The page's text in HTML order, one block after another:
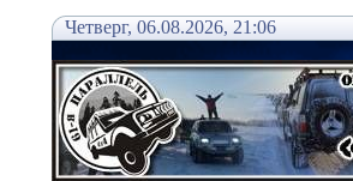
Четверг, 06.08.2026, 21:06